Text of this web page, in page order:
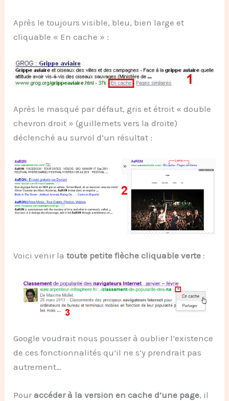
Après le toujours visible, bleu, bien large et
cliquable « En cache » :
Après le masqué par défaut, gris et étroit « double
chevron droit » (guillemets vers la droite)
déclenché au survol d’un résultat :
Voici venir latoute petite flèche cliquable verte :
Google voudrait nous pousser à oublier l’existence
de ces fonctionnalités qu’il ne s’y prendrait pas
autrement…
Pouraccéder à la version en cache d’une page, il